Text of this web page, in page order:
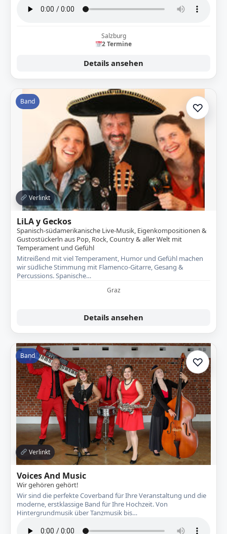
Salzburg
2 Termine
Details ansehen
Band
Verlinkt
♡Zur
LiLA y Geckos
Spanisch-südamerikanische Live-Musik, Eigenkompositionen &
Gustostückerln aus Pop, Rock, Country & aller Welt mit
Temperament und Gefühl
Mitreißend mit viel Temperament, Humor und Gefühl machen
wir südliche Stimmung mit Flamenco-Gitarre, Gesang &
Percussions. Spanische…
Graz
Details ansehen
Band
Verlinkt
♡Zur
Voices And Music
Wir gehören gehört!
Wir sind die perfekte Coverband für Ihre Veranstaltung und die
moderne, erstklassige Band für Ihre Hochzeit. Von
Hintergrundmusik über Tanzmusik bis…